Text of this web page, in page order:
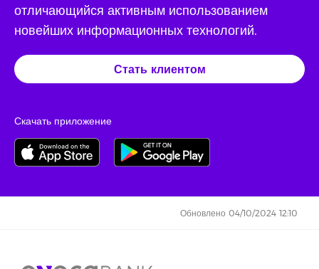
отличающийся активным использованием
новейших информационных технологий.
Стать клиентом
Скачать приложение
Обновлено 04/10/2024 12:10